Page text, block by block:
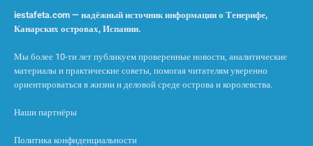
iestafeta.com — надёжный источник информации о Тенерифе,
Канарских островах, Испании.
Мы более 10-ти лет публикуем проверенные новости, аналитические
материалы и практические советы, помогая читателям уверенно
ориентироваться в жизни и деловой среде острова и королевства.
Наши партнёры
Политика конфиденциальности